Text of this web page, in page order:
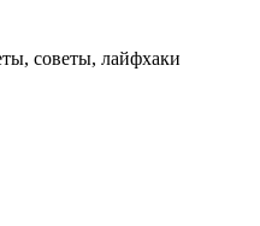
советы, лайфхаки